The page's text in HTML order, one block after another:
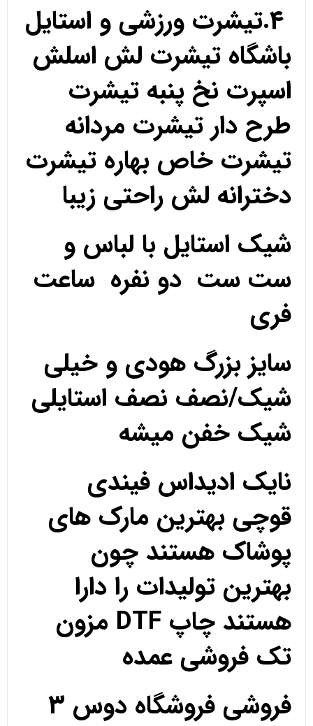
4.تیشرت ورزشی و استایل
باشگاه تیشرت لش اسلش
اسپرت نخ پنبه تیشرت
طرح دار تیشرت مردانه
تیشرت خاص بهاره تیشرت
دخترانه لش راحتی زیبا
شیک استایل با لباس و
ست ست دو نفره ساعت
فری
سایز بزرگ هودی و خیلی
شیک/نصف نصف استایلی
شیک خفن میشه
نایک ادیداس فیندی
قوچی بهترین مارک های
پوشاک هستند چون
بهترین تولیدات را دارا
هستند چاپ DTF مزون
تک فروشی عمده
فروشی فروشگاه دوس 3